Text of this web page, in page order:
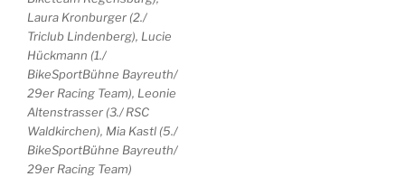
Laura Kronburger (2./
Triclub Lindenberg), Lucie
Hückmann (1./
BikeSportBühne Bayreuth/
29er Racing Team), Leonie
Altenstrasser (3./ RSC
Waldkirchen), Mia Kastl (5./
BikeSportBühne Bayreuth/
29er Racing Team)